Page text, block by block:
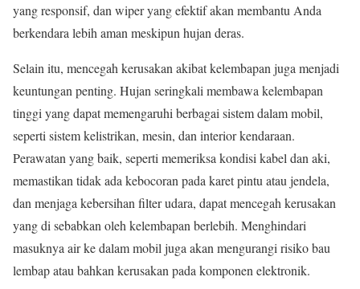
yang responsif, dan wiper yang efektif akan membantu Anda
berkendara lebih aman meskipun hujan deras.
Selain itu, mencegah kerusakan akibat kelembapan juga menjadi
keuntungan penting. Hujan seringkali membawa kelembapan
tinggi yang dapat memengaruhi berbagai sistem dalam mobil,
seperti sistem kelistrikan, mesin, dan interior kendaraan.
Perawatan yang baik, seperti memeriksa kondisi kabel dan aki,
memastikan tidak ada kebocoran pada karet pintu atau jendela,
dan menjaga kebersihan filter udara, dapat mencegah kerusakan
yang di sebabkan oleh kelembapan berlebih. Menghindari
masuknya air ke dalam mobil juga akan mengurangi risiko bau
lembap atau bahkan kerusakan pada komponen elektronik.